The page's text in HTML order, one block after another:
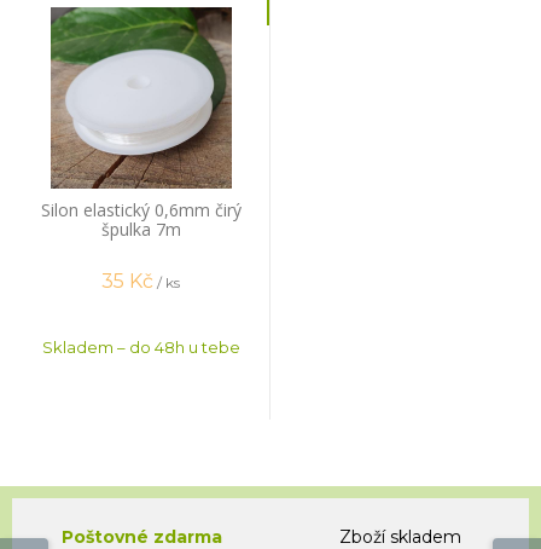
Silon elastický 0,6mm čirý
špulka 7m
35 Kč / ks
Skladem – do 48h u tebe
Poštovné zdarma
Zboží skladem